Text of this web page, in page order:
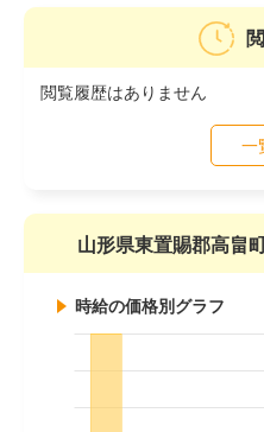
閲覧履歴はありません
一
山形県東置賜郡高畠
時給の価格別グラフ